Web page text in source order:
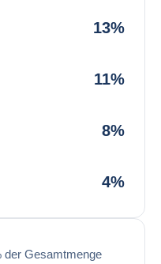
13%
11%
8%
4%
der Gesamtmenge